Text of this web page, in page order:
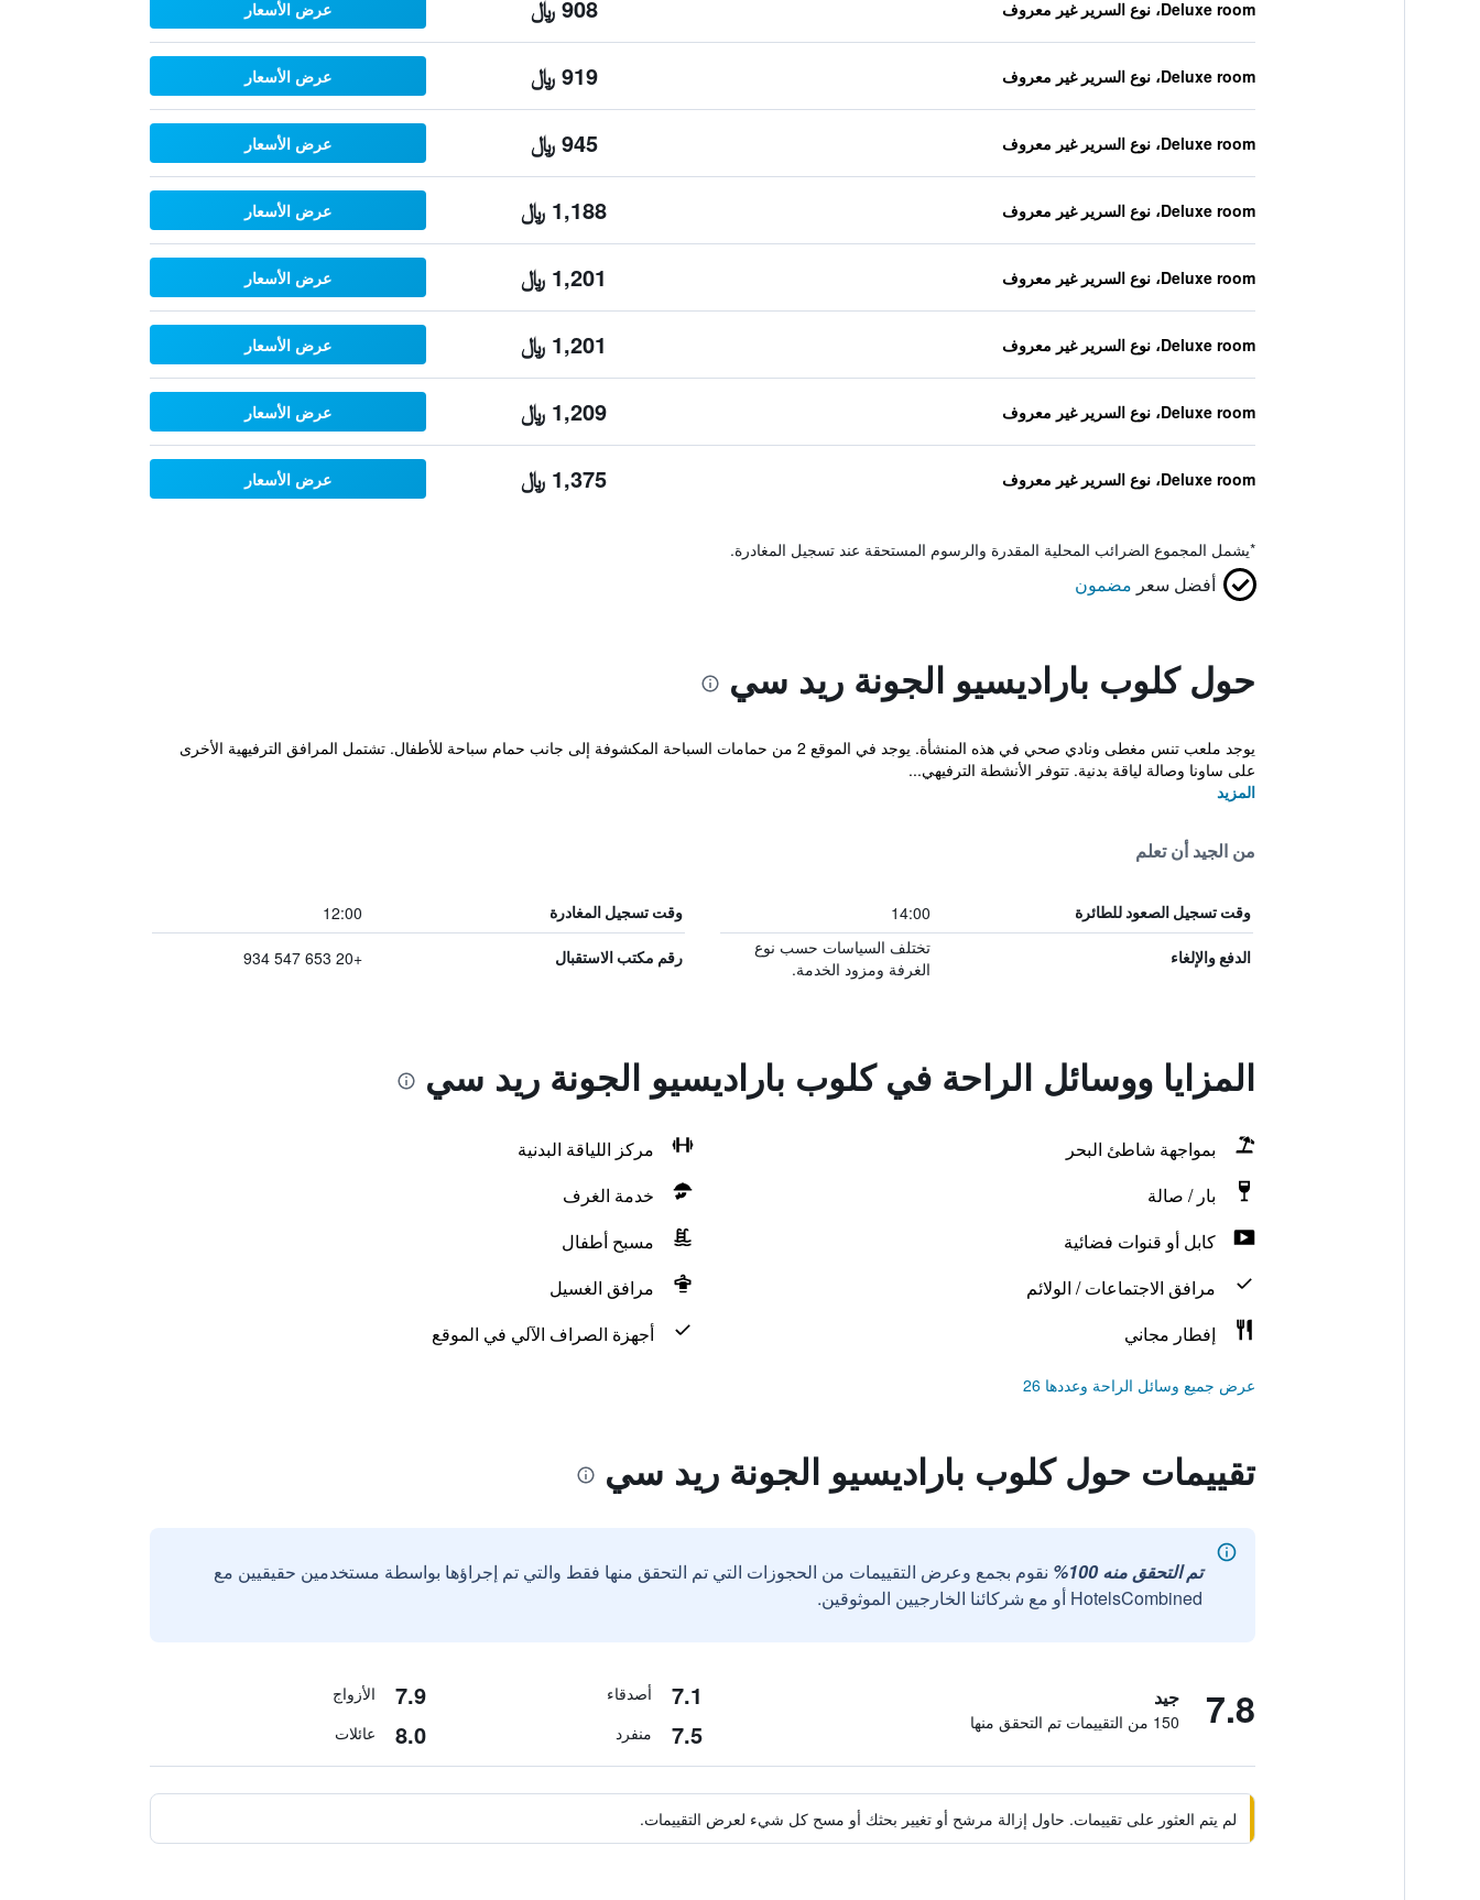
Deluxe room، نوع السرير غير معروف 908 ﷼ عرض الأسعار
Deluxe room، نوع السرير غير معروف 919 ﷼ عرض الأسعار
Deluxe room، نوع السرير غير معروف 945 ﷼ عرض الأسعار
Deluxe room، نوع السرير غير معروف 1,188 ﷼ عرض الأسعار
Deluxe room، نوع السرير غير معروف 1,201 ﷼ عرض الأسعار
Deluxe room، نوع السرير غير معروف 1,201 ﷼ عرض الأسعار
Deluxe room، نوع السرير غير معروف 1,209 ﷼ عرض الأسعار
Deluxe room، نوع السرير غير معروف 1,375 ﷼ عرض الأسعار
*يشمل المجموع الضرائب المحلية المقدرة والرسوم المستحقة عند تسجيل المغادرة.
أفضل سعر مضمون
حول كلوب باراديسيو الجونة ريد سي
يوجد ملعب تنس مغطى ونادي صحي في هذه المنشأة. يوجد في الموقع 2 من حمامات السباحة المكشوفة إلى جانب حمام سباحة للأطفال. تشتمل المرافق الترفيهية الأخرى
على ساونا وصالة لياقة بدنية. تتوفر الأنشطة الترفيهي...
المزيد
من الجيد أن تعلم
وقت تسجيل الصعود للطائرة 14:00 وقت تسجيل المغادرة 12:00
الدفع والإلغاء
تختلف السياسات حسب نوع
الغرفة ومزود الخدمة.
رقم مكتب الاستقبال +20 653 547 934
المزايا ووسائل الراحة في كلوب باراديسيو الجونة ريد سي
بمواجهة شاطئ البحر
مركز اللياقة البدنية
بار / صالة
خدمة الغرف
كابل أو قنوات فضائية
مسبح أطفال
مرافق الاجتماعات / الولائم
مرافق الغسيل
إفطار مجاني
أجهزة الصراف الآلي في الموقع
عرض جميع وسائل الراحة وعددها 26
تقييمات حول كلوب باراديسيو الجونة ريد سي
تم التحقق منه 100%
نقوم بجمع وعرض التقييمات من الحجوزات التي تم التحقق منها فقط والتي تم إجراؤها بواسطة مستخدمين حقيقيين مع
HotelsCombined أو مع شركائنا الخارجيين الموثوقين.
7.8 جيد
150 من التقييمات تم التحقق منها
7.1 أصدقاء 7.9 الأزواج
7.5 منفرد 8.0 عائلات
لم يتم العثور على تقييمات. حاول إزالة مرشح أو تغيير بحثك أو مسح كل شيء لعرض التقييمات.